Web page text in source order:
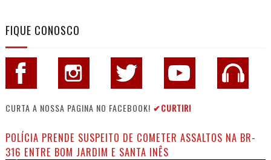
FIQUE CONOSCO
CURTA A NOSSA PAGINA NO FACEBOOK! ✔CURTIR!
POLÍCIA PRENDE SUSPEITO DE COMETER ASSALTOS NA BR-
316 ENTRE BOM JARDIM E SANTA INÊS